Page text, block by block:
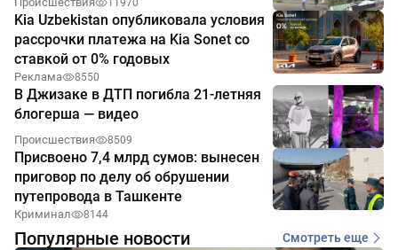
11970
Kia Uzbekistan опубликовала условия
рассрочки платежа на Kia Sonet со
ставкой от 0% годовых
Реклама 8550
В Джизаке в ДТП погибла 21-летняя
блогерша — видео
Происшествия 8509
Присвоено 7,4 млрд сумов: вынесен
приговор по делу об обрушении
путепровода в Ташкенте
Криминал 8144
Популярные новости Смотреть еще